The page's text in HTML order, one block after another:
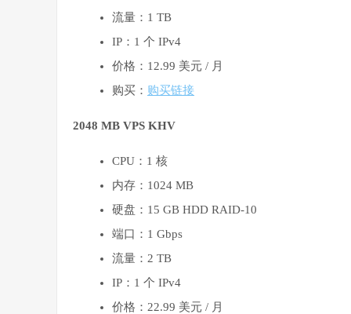
流量：1 TB
IP：1 个 IPv4
价格：12.99 美元 / 月
购买： 购买链接
2048 MB VPS KHV
CPU：1 核
内存：1024 MB
硬盘：15 GB HDD RAID-10
端口：1 Gbps
流量：2 TB
IP：1 个 IPv4
价格：22.99 美元 / 月